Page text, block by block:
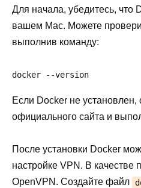
Для начала, убедитесь, что
вашем Mac. Можете
выполнив команду:
docker --version
Если Docker не установлен,
официального сайта и
После установки Docker
настройке VPN. В качестве
OpenVPN. Создайте файл